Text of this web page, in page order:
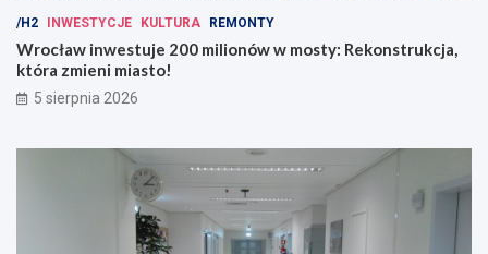
/H2 INWESTYCJE KULTURA REMONTY
Wrocław inwestuje 200 milionów w mosty: Rekonstrukcja,
która zmieni miasto!
5 sierpnia 2026